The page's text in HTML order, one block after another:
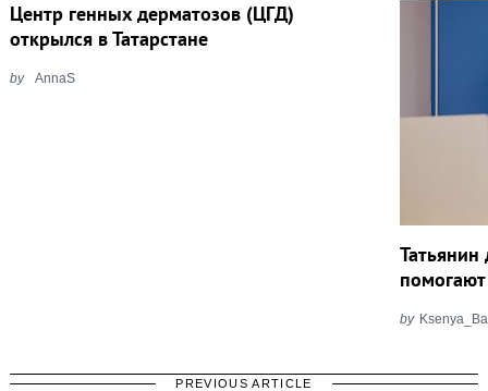
Центр генных дерматозов (ЦГД)
открылся в Татарстане
by AnnaS
by
PREVIOUS ARTICLE